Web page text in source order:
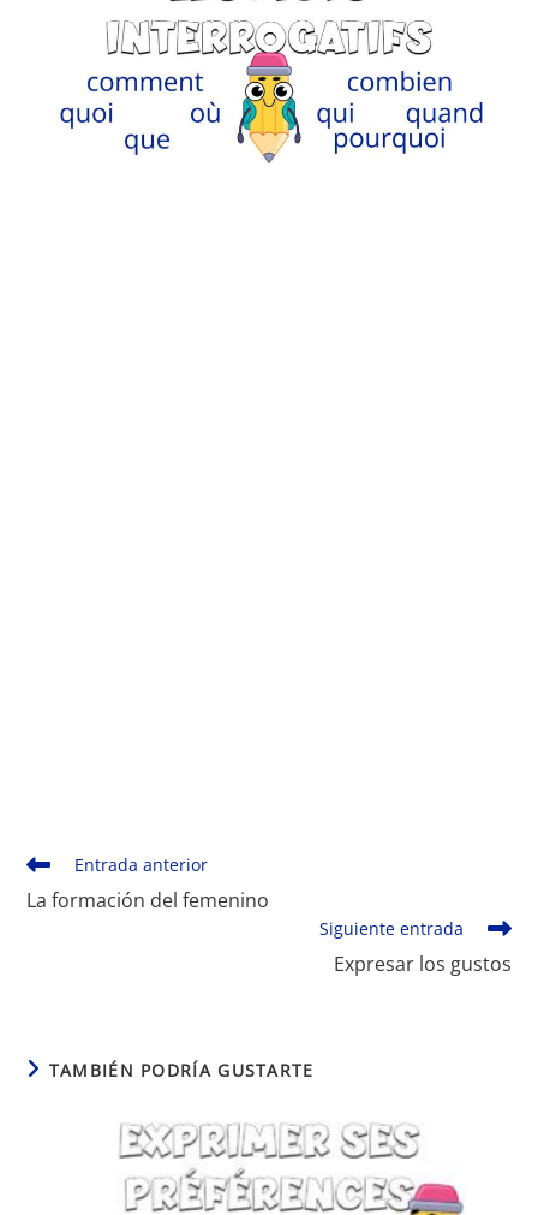
Leer
más
artículos
Entrada anterior
La formación del femenino
Siguiente entrada
Expresar los gustos
TAMBIÉN PODRÍA GUSTARTE